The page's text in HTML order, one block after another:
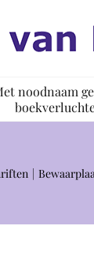
noodnaam